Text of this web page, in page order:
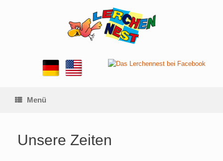
Menü
Unsere Zeiten